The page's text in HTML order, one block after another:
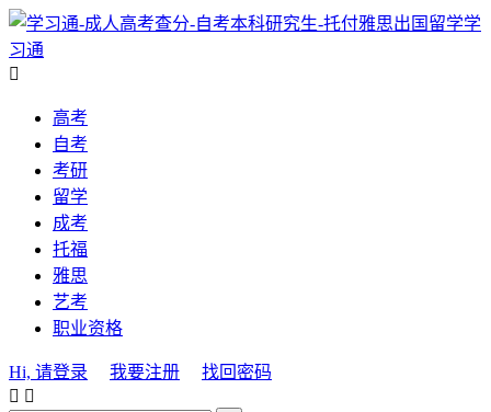
学
习通

高考
自考
考研
留学
成考
托福
雅思
艺考
职业资格
Hi, 请登录 我要注册
找回密码
 